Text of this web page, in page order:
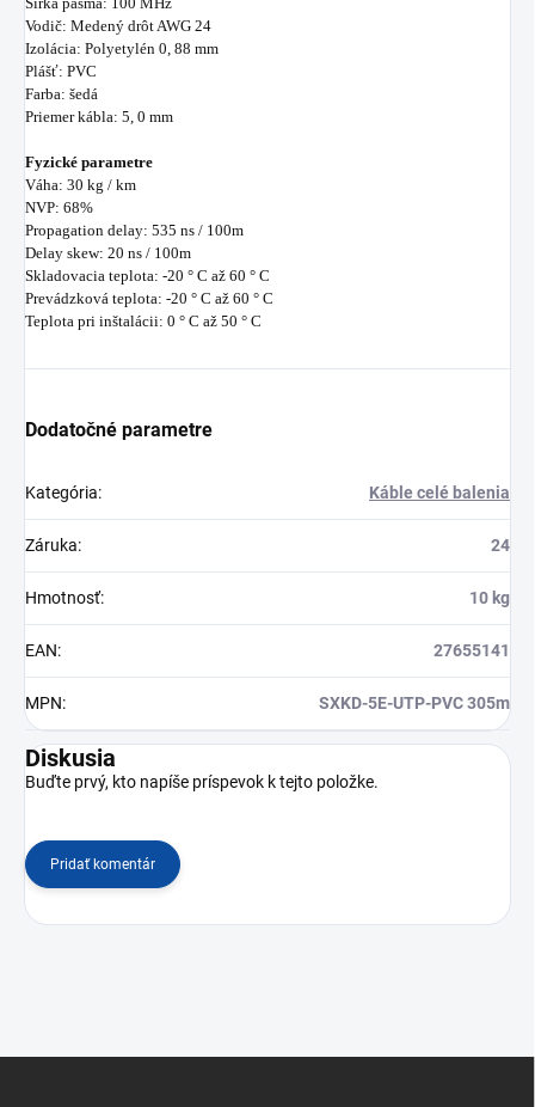
Vodič: Medený drôt AWG 24
Izolácia: Polyetylén 0, 88 mm
Plášť: PVC
Farba: šedá
Priemer kábla: 5, 0 mm
Fyzické parametre
Váha: 30 kg / km
NVP: 68%
Propagation delay: 535 ns / 100m
Delay skew: 20 ns / 100m
Skladovacia teplota: -20 ° C až 60 ° C
Prevádzková teplota: -20 ° C až 60 ° C
Teplota pri inštalácii: 0 ° C až 50 ° C
Dodatočné parametre
Kategória: Káble celé balenia
Záruka: 24
Hmotnosť: 10 kg
EAN: 27655141
MPN: SXKD-5E-UTP-PVC 305m
Diskusia
Buďte prvý, kto napíše príspevok k tejto položke.
Pridať komentár